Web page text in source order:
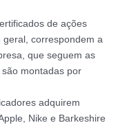
de ações
correspondem a
que seguem as
montadas por
adquirem
Nike e Barkeshire